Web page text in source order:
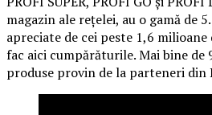
magazin ale rețelei, au o gamă de
apreciate de cei peste 1,6
fac aici cumpărăturile. Mai bine de
produse provin de la parteneri din